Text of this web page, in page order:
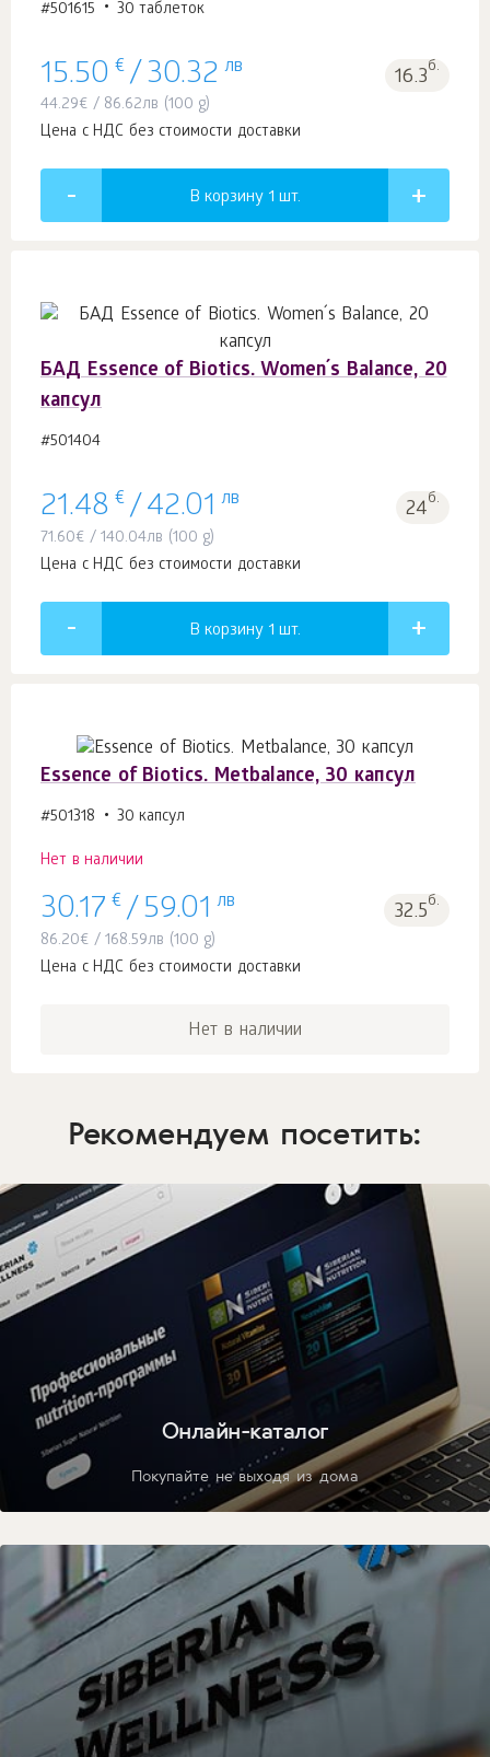
#501615 30 таблеток
15.50 € / 30.32 лв 16.3б.
44.29€ / 86.62лв (100 g)
Цена с НДС без стоимости доставки
В корзину 1 шт.
БАД Essence of Biotics. Women´s Balance, 20
капсул
#501404
21.48 € /42.01 лв 24б.
71.60€ /140.04лв (100 g)
Цена с НДС без стоимости доставки
В корзину 1 шт.
Essence of Biotics. Metbalance, 30 капсул
#501318 30 капсул
Нет в наличии
30.17 € /59.01 лв 32.5б.
86.20€ /168.59лв (100 g)
Цена с НДС без стоимости доставки
Нет в наличии
Рекомендуем посетить:
Онлайн-каталог
Покупайте не выходя из дома